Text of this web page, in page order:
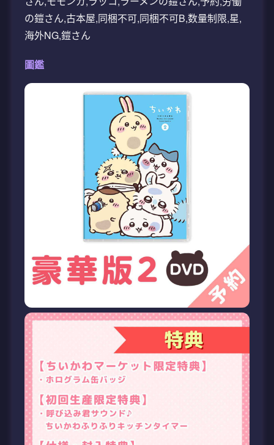
の鎧さん,古本屋,同梱不可,同梱不可B,数量制限,星,
海外NG,鎧さん
圖鑑